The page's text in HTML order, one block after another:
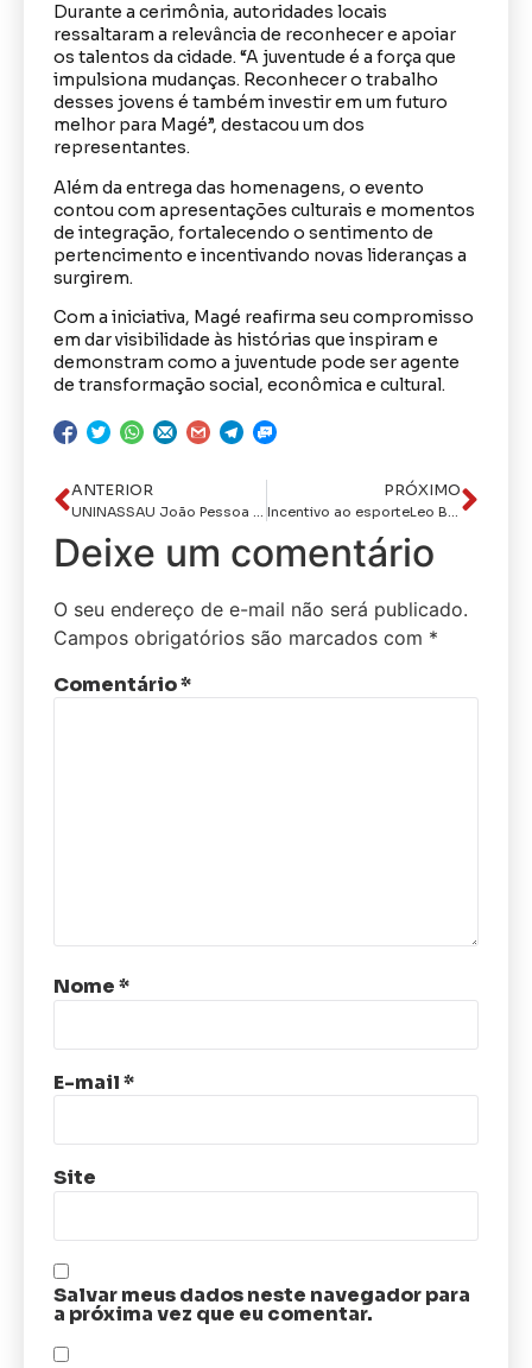
Durante a cerimônia, autoridades locais
ressaltaram a relevância de reconhecer e apoiar
os talentos da cidade. “A juventude é a força que
impulsiona mudanças. Reconhecer o trabalho
desses jovens é também investir em um futuro
melhor para Magé”, destacou um dos
representantes.
Além da entrega das homenagens, o evento
contou com apresentações culturais e momentos
de integração, fortalecendo o sentimento de
pertencimento e incentivando novas lideranças a
surgirem.
Com a iniciativa, Magé reafirma seu compromisso
em dar visibilidade às histórias que inspiram e
demonstram como a juventude pode ser agente
de transformação social, econômica e cultural.
ANTERIOR
UNINASSAU João Pessoa recebe embaixadora da República Tcheca e abre exposição cultural inédita
PRÓXIMO
Incentivo ao esporteLeo Bezerra dá início às obras no tradicional Campo da Mangueira, no Rangel
Deixe um comentário
O seu endereço de e-mail não será publicado.
Campos obrigatórios são marcados com *
Comentário*
Nome*
E-mail*
Site
Salvar meus dados neste navegador para
a próxima vez que eu comentar.